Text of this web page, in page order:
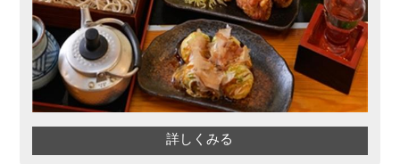
詳しくみる